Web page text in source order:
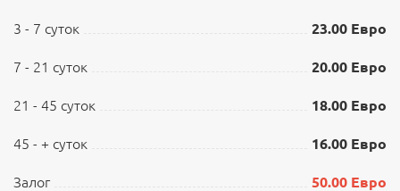
3 - 7 суток 23.00 Евро
7 - 21 суток 20.00 Евро
21 - 45 суток 18.00 Евро
45 - + суток 16.00 Евро
Залог 50.00 Евро